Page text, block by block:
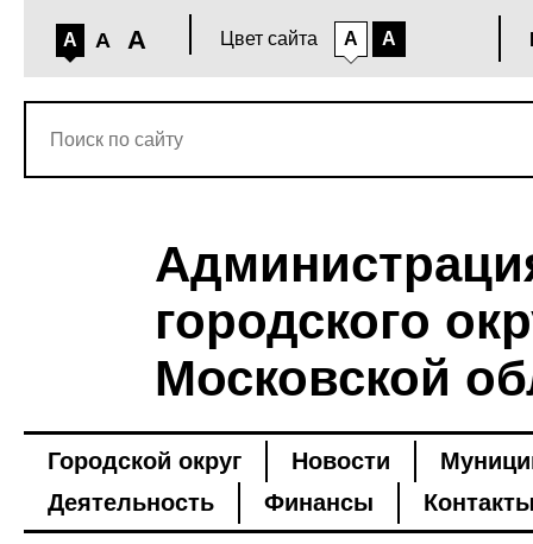
A A A Цвет сайта A A
городского
Московской
Городской округ Новости
Деятельность
Финансы